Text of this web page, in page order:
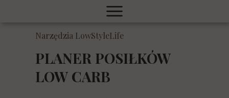
Narzędzia LowStyleLife
PLANER POSIŁKÓW
LOW CARB